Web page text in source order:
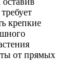
крепкие
от прямых